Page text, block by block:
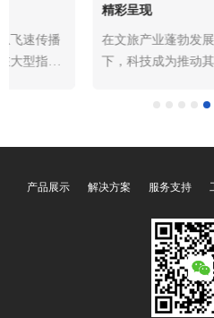
在文旅产业蓬勃发展的当
下，科技成为推动其创新变
式结构8进12出OY-
1224M，20进16出OY-
7676M。一体式结构常见的
4进4出OY-04049C，4进12
出OY-04129C，8进16出
产品展示 解决方案 服务支持